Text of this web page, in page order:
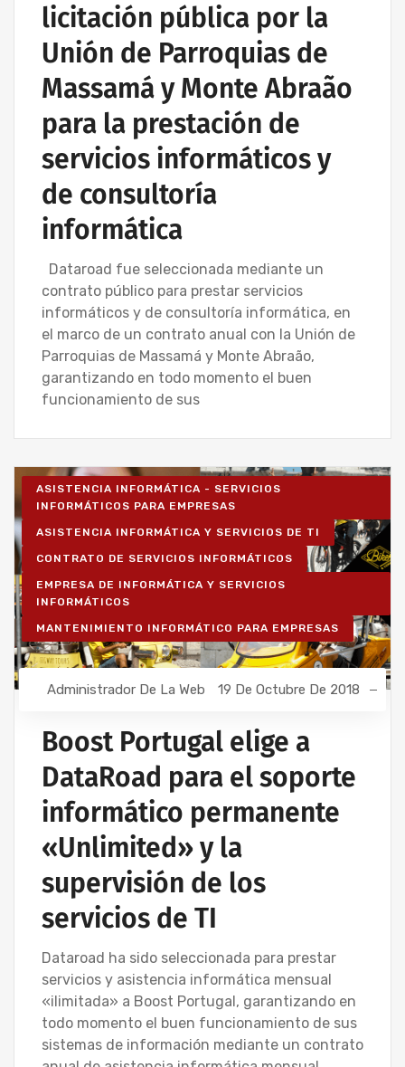
licitación pública por la
Unión de Parroquias de
Massamá y Monte Abraão
para la prestación de
servicios informáticos y
de consultoría
informática
Dataroad fue seleccionada mediante un
contrato público para prestar servicios
informáticos y de consultoría informática, en
el marco de un contrato anual con la Unión de
Parroquias de Massamá y Monte Abraão,
garantizando en todo momento el buen
funcionamiento de sus
ASISTENCIA INFORMÁTICA - SERVICIOS
INFORMÁTICOS PARA EMPRESAS
ASISTENCIA INFORMÁTICA Y SERVICIOS DE TI
CONTRATO DE SERVICIOS INFORMÁTICOS
EMPRESA DE INFORMÁTICA Y SERVICIOS
INFORMÁTICOS
MANTENIMIENTO INFORMÁTICO PARA EMPRESAS
Administrador De La Web 19 De Octubre De 2018
Boost Portugal elige a
DataRoad para el soporte
informático permanente
«Unlimited» y la
supervisión de los
servicios de TI
Dataroad ha sido seleccionada para prestar
servicios y asistencia informática mensual
«ilimitada» a Boost Portugal, garantizando en
todo momento el buen funcionamiento de sus
sistemas de información mediante un contrato